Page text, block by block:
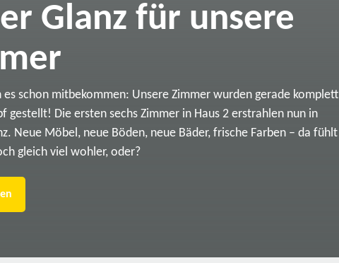
Glanz für unsere
es schon mitbekommen: Unsere Zimmer wurden gerade komplett
gestellt! Die ersten sechs Zimmer in Haus 2 erstrahlen nun in
Neue Möbel, neue Böden, neue Bäder, frische Farben – da fühlt
gleich viel wohler, oder?